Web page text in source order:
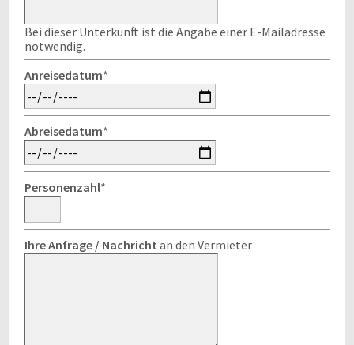
Bei dieser Unterkunft ist die Angabe einer E-Mailadresse
notwendig.
Anreisedatum*
Abreisedatum*
Personenzahl*
Ihre Anfrage / Nachricht an den Vermieter